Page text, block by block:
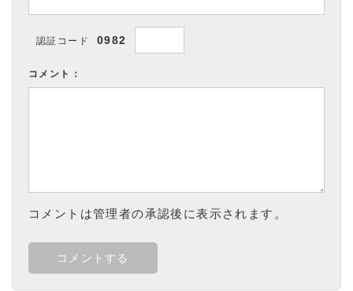
認証コード 0982
コメント：
コメントは管理者の承認後に表示されます。